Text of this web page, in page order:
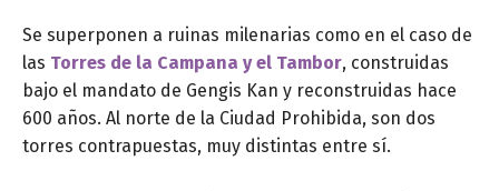
Se superponen a ruinas milenarias como en el caso de
las Torres de la Campana y el Tambor, construidas
bajo el mandato de Gengis Kan y reconstruidas hace
600 años. Al norte de la Ciudad Prohibida, son dos
torres contrapuestas, muy distintas entre sí.